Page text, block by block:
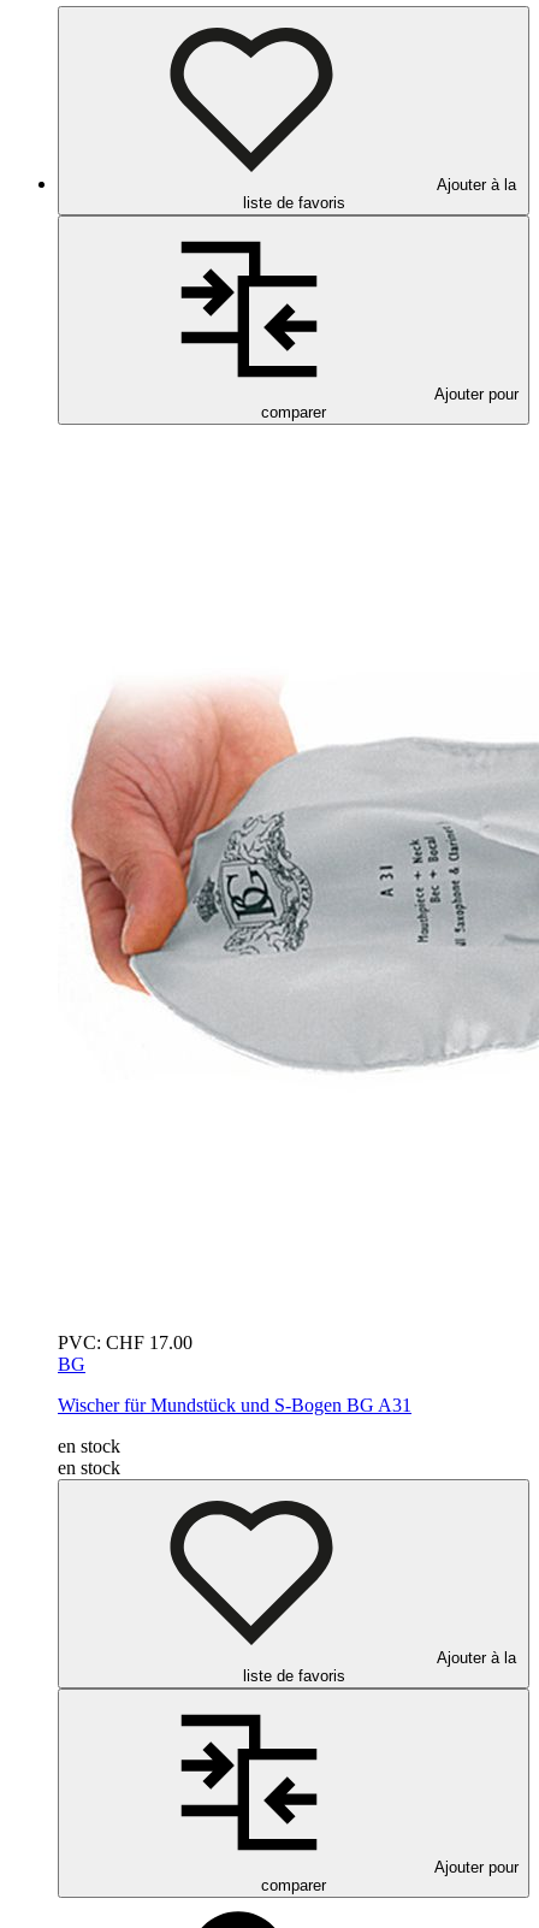
Ajouter à la
liste de favoris
Ajouter pour
comparer
PVC: CHF 17.00
BG
Wischer für Mundstück und S-Bogen BG A31
en stock
en stock
Ajouter à la
liste de favoris
Ajouter pour
comparer